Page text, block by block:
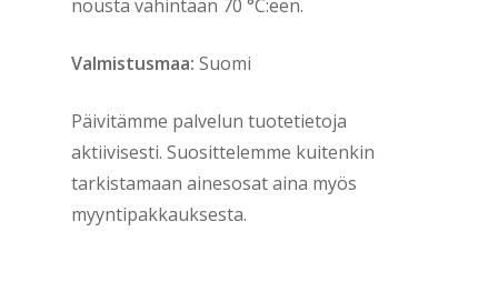
nousta vähintään 70 °C:een.
Valmistusmaa: Suomi
Päivitämme palvelun tuotetietoja
aktiivisesti. Suosittelemme kuitenkin
tarkistamaan ainesosat aina myös
myyntipakkauksesta.